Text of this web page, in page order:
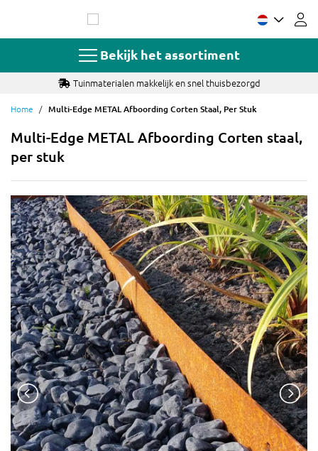
de
Bekijk het assortiment
Tuinmaterialen makkelijk en snel thuisbezorgd
Home Multi-Edge METAL Afboording Corten Staal, Per Stuk
Multi-Edge METAL Afboording Corten staal,
per stuk